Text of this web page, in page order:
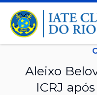
Aleixo
ICRJ